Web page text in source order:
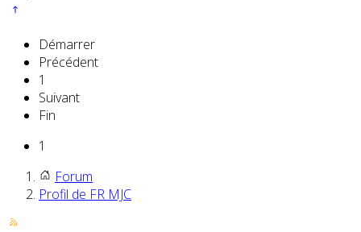
Démarrer
Précédent
1
Suivant
Fin
1
Forum
Profil de FR MJC